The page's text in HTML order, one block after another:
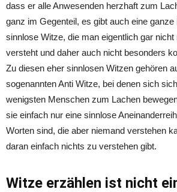
dass er alle Anwesenden herzhaft zum
ganz im Gegenteil, es gibt auch eine ganze
sinnlose Witze, die man eigentlich gar nicht
versteht und daher auch nicht besonders
Zu diesen eher sinnlosen Witzen gehören
sogenannten Anti Witze, bei denen sich
wenigsten Menschen zum Lachen
sie einfach nur eine sinnlose
Worten sind, die aber niemand verstehen
daran einfach nichts zu verstehen gibt.
Witze erzählen ist nicht